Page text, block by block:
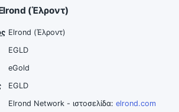
(Έλροντ)
Elrond (Έλροντ)
EGLD
eGold
EGLD
Elrond Network - ιστοσελίδα: elrond.com